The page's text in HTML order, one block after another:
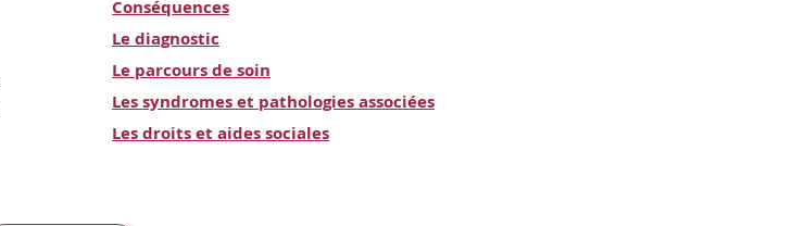
Conséquences
Le diagnostic
Le parcours de soin
Les syndromes et pathologies associées
Les droits et aides sociales